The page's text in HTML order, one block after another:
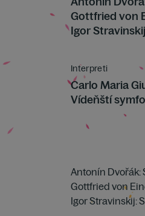
Gottfried von
Igor Stravinskij
Interpreti
Carlo Maria
Vídeňští
Antonín Dvořák:
Gottfried von
Igor Stravinskij: